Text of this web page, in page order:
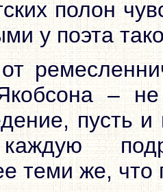
полон
у поэта
–
пусть
теми же, что